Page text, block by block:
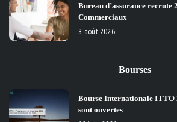
Bureau d’assurance recrute
Commerciaux
3 août 2026
Bourses
Bourse Internationale ITTO
sont ouvertes